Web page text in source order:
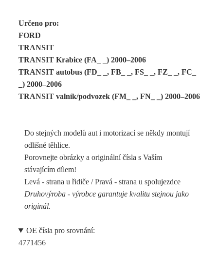
Určeno pro:
FORD
TRANSIT
TRANSIT Krabice (FA_ _) 2000–2006
TRANSIT autobus (FD_ _, FB_ _, FS_ _, FZ_ _, FC_
_) 2000–2006
TRANSIT valník/podvozek (FM_ _, FN_ _) 2000–2006
Do stejných modelů aut i motorizací se někdy montují
odlišné těhlice.
Porovnejte obrázky a originální čísla s Vaším
stávajícím dílem!
Levá - strana u řidiče / Pravá - strana u spolujezdce
Druhovýroba - výrobce garantuje kvalitu stejnou jako
originál.
OE čísla pro srovnání:
4771456